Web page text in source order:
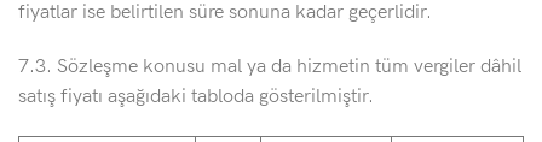
fiyatlar ise belirtilen süre sonuna kadar geçerlidir.
7.3. Sözleşme konusu mal ya da hizmetin tüm vergiler dâhil
satış fiyatı aşağıdaki tabloda gösterilmiştir.